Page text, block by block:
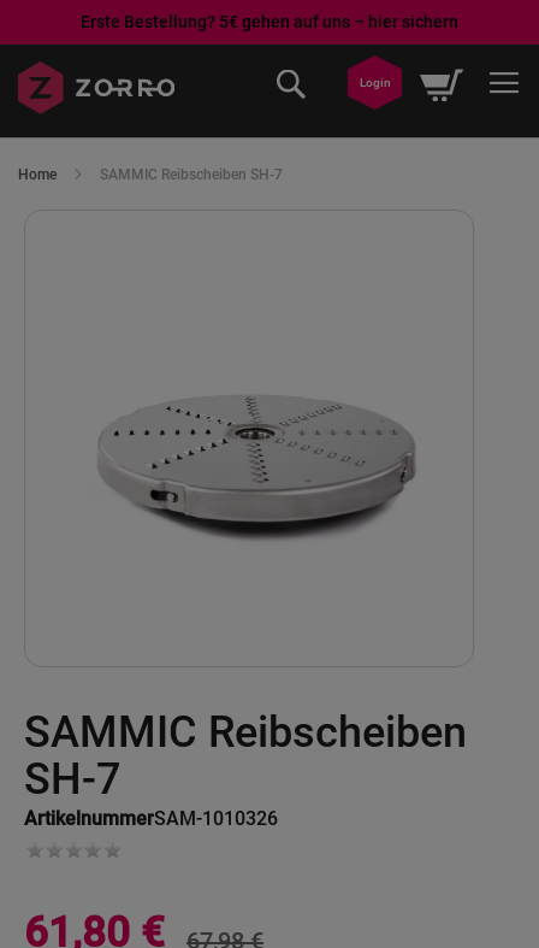
Erste Bestellung? 5€ gehen auf uns – hier sichern
zum
Mein
Login
Home SAMMIC Reibscheiben SH-7
SAMMIC Reibscheiben
SH-7
ArtikelnummerSAM-1010326
to
the
beginning
of
images
Sonderangebot
61,80 € 67,98 €